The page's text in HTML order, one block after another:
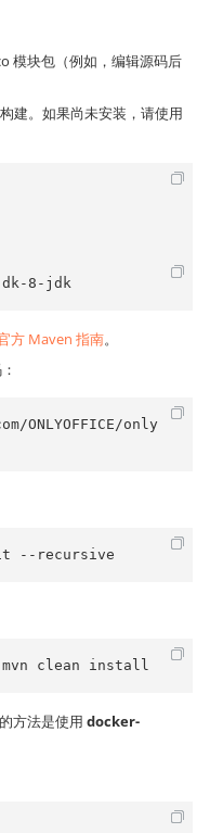
模块包（例如，编辑源码后
建。如果尚未安装，请使用
8-jdk
方 Maven 指南。
only
--recursive
clean install
方法是使用 docker-